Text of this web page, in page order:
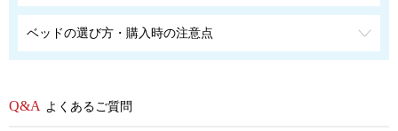
ベッドの選び方・購入時の注意点
よくあるご質問